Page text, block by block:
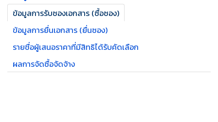
ข้อมูลการรับซองเอกสาร (ซื้อซอง)
ข้อมูลการยื่นเอกสาร (ยื่นซอง)
รายชื่อผู้เสนอราคาที่มีสิทธิได้รับคัดเลือก
ผลการจัดซื้อจัดจ้าง